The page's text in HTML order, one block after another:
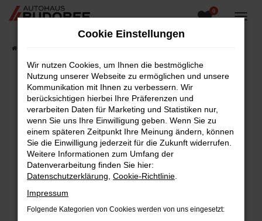
Zum
0
Fehler: Network Error
Beim Laden ist ein Fehler aufgetreten.
Hier sind ein paar Tipps, die dir helfen können:
Überprüfe deine Firewall und deine
Internetverbindung.
Laden andere Webseiten, zum Beispiel deine
Suchmaschine?
Prüfe deine Browsererweiterungen.
Cookie Einstellungen
Wir nutzen Cookies, um Ihnen die bestmögliche
Nutzung unserer Webseite zu ermöglichen und unsere
Kommunikation mit Ihnen zu verbessern. Wir
berücksichtigen hierbei Ihre Präferenzen und
verarbeiten Daten für Marketing und Statistiken nur,
wenn Sie uns Ihre Einwilligung geben. Wenn Sie zu
einem späteren Zeitpunkt Ihre Meinung ändern, können
Sie die Einwilligung jederzeit für die Zukunft widerrufen.
Weitere Informationen zum Umfang der
Datenverarbeitung finden Sie hier:
Datenschutzerklärung Cookie-Richtlinie
Impressum
Folgende Kategorien von Cookies werden von uns eingesetzt: